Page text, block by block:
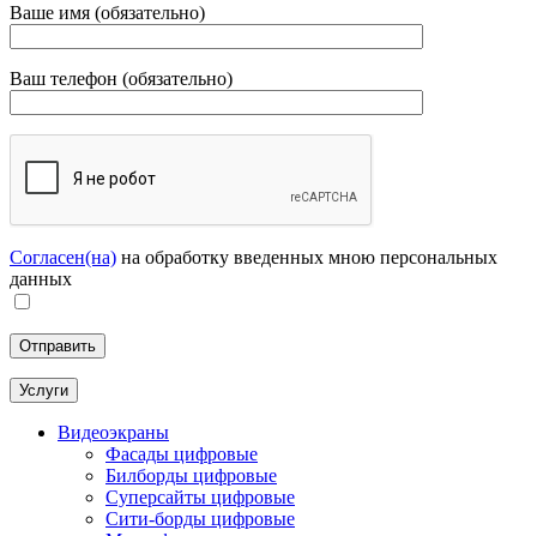
Ваше имя (обязательно)
Ваш телефон (обязательно)
Согласен(на) на обработку введенных мною персональных
данных
Услуги
Видеоэкраны
Фасады цифровые
Билборды цифровые
Суперсайты цифровые
Сити-борды цифровые